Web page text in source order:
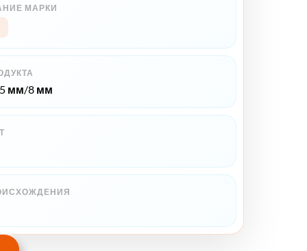
МАРКИ
мм/8 мм